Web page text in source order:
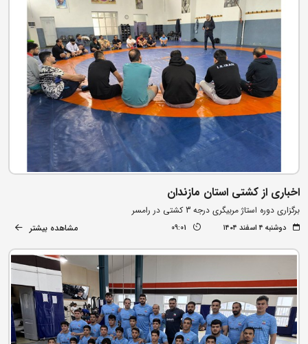
اخباری از کشتی استان مازندان
برگزاری دوره استاژ مربیگری درجه 3 کشتی در رامسر
دوشنبه ۴ اسفند ۱۴۰۴ 09:01 مشاهده بیشتر